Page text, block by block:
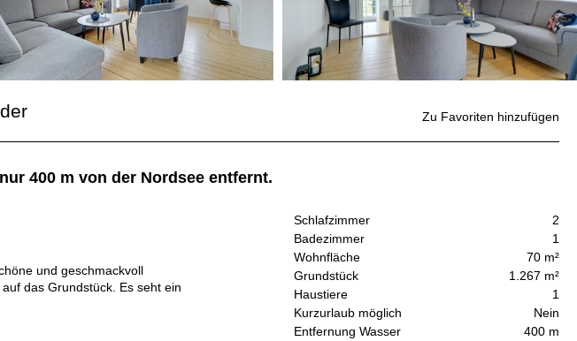
400 m von der Nordsee entfernt.
Schlafzimmer
2
Badezimmer
1
Wohnfläche
70 m²
Grundstück
1.267 m²
Haustiere
1
Kurzurlaub möglich
Nein
Entfernung Wasser
400 m
Zu Favoriten hinzufügen
und geschmackvoll
das Grundstück. Es seht ein